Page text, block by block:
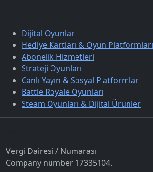
Dijital Oyunlar
Hediye Kartları & Oyun Platformları
Abonelik Hizmetleri
Strateji Oyunları
Canlı Yayın & Sosyal Platformlar
Battle Royale Oyunları
Steam Oyunları & Dijital Ürünler
Vergi Dairesi / Numarası
Company number 17335104.